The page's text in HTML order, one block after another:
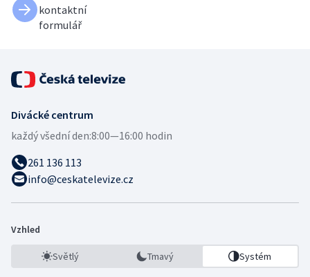
kontaktní
formulář
Divácké centrum
každý všední den:8:00—16:00 hodin
261 136 113
info@ceskatelevize.cz
Vzhled
Světlý Tmavý Systém